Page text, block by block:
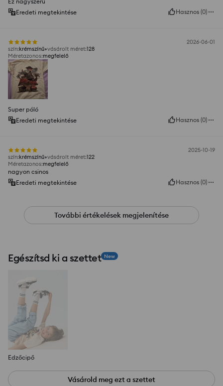
Eredeti megtekintése
Hasznos (0)
2026-06-01
szín:krémszínű vásárolt méret:128
Méretazonos:megfelelő
Super póló
Eredeti megtekintése
Hasznos (0)
2025-10-19
szín:krémszínű vásárolt méret:122
Méretazonos:megfelelő
nagyon csinos
Eredeti megtekintése
Hasznos (0)
További értékelések megjelenítése
Egészítsd ki a szettet New
Edzőcipő
Vásárold meg ezt a szettet